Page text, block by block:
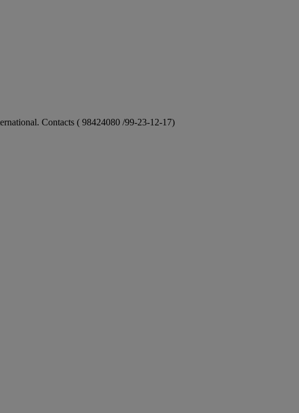
Contacts ( 98424080 /99-23-12-17)